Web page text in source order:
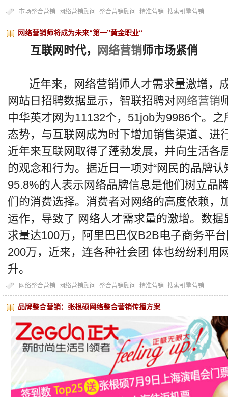
市场整合营销 网络营销顾问 整合营销顾问 精准营销 搜索引擎营销
网络营销师将成为未来“第一”黄金职业“
互联网时代， 网络营销师市场紧俏
近年来，网络营销师人才需求量激增，
网站日招聘数据显示，智联招聘对网络营销
中华英才网为11132个，51job为9986个。
态势，与互联网成为时下增加销售渠道、进
近年来互联网取得了蓬勃发展，并向生活各
的观念和行为。据近日一项对“网民的品牌
95.8%的人表示网络品牌信息是他们树立品
们的消费选择。消费者对网络的高度依赖，
运作，导致了 网络人才需求量的激增。数
求量达100万，阿里巴巴仅B2B电子商务平
200万，近来，连各种社会团 体也纷纷利用
升。
网络整合营销 网络营销顾问 整合营销顾问 精准营销 搜索引擎营销
品牌整合营销：张根硕网络整合营销传播方案